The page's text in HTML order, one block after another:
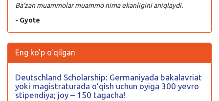
Ba’zan muammolar muammo nima ekanligini aniqlaydi.
- Gyote
Eng ko'p o'qilgan
Deutschland Scholarship: Germaniyada bakalavriat
yoki magistraturada oʻqish uchun oyiga 300 yevro
stipendiya; joy – 150 tagacha!